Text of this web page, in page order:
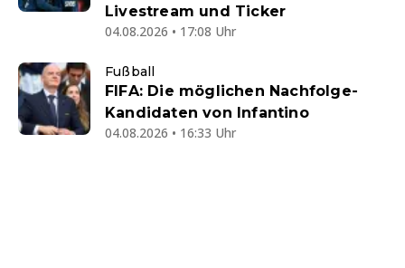
Livestream und Ticker
04.08.2026 • 17:08 Uhr
Fußball
FIFA: Die möglichen Nachfolge-
Kandidaten von Infantino
04.08.2026 • 16:33 Uhr